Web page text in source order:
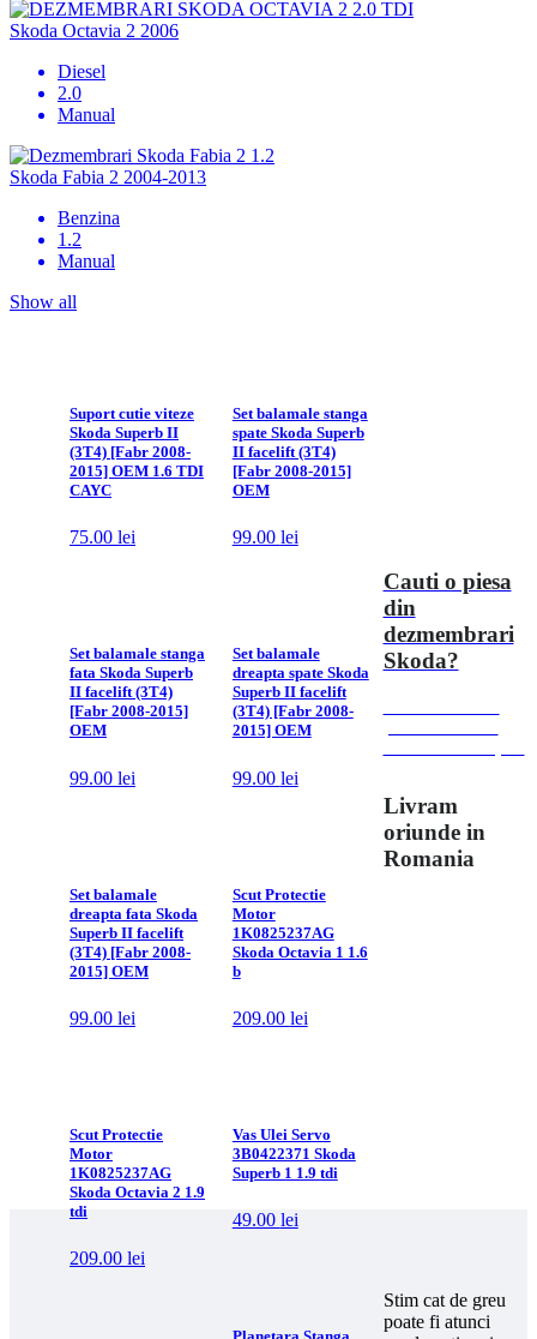
Skoda Octavia 2 2006
Diesel
2.0
Manual
Skoda Fabia 2 2004-2013
Benzina
1.2
Manual
Show all
Suport cutie viteze
Skoda Superb II
(3T4) [Fabr 2008-
2015] OEM 1.6 TDI
CAYC
75.00 lei
Set balamale stanga
spate Skoda Superb
II facelift (3T4)
[Fabr 2008-2015]
OEM
99.00 lei
Set balamale stanga
fata Skoda Superb
II facelift (3T4)
[Fabr 2008-2015]
OEM
99.00 lei
Set balamale
dreapta spate Skoda
Superb II facelift
(3T4) [Fabr 2008-
2015] OEM
99.00 lei
Set balamale
dreapta fata Skoda
Superb II facelift
(3T4) [Fabr 2008-
2015] OEM
99.00 lei
Scut Protectie
Motor
1K0825237AG
Skoda Octavia 1 1.6
b
209.00 lei
Scut Protectie
Motor
1K0825237AG
Skoda Octavia 2 1.9
tdi
209.00 lei
Vas Ulei Servo
3B0422371 Skoda
Superb 1 1.9 tdi
49.00 lei
Cauti o piesa
din
dezmembrari
Skoda?
Livram
oriunde in
Romania
Stim cat de greu
poate fi atunci